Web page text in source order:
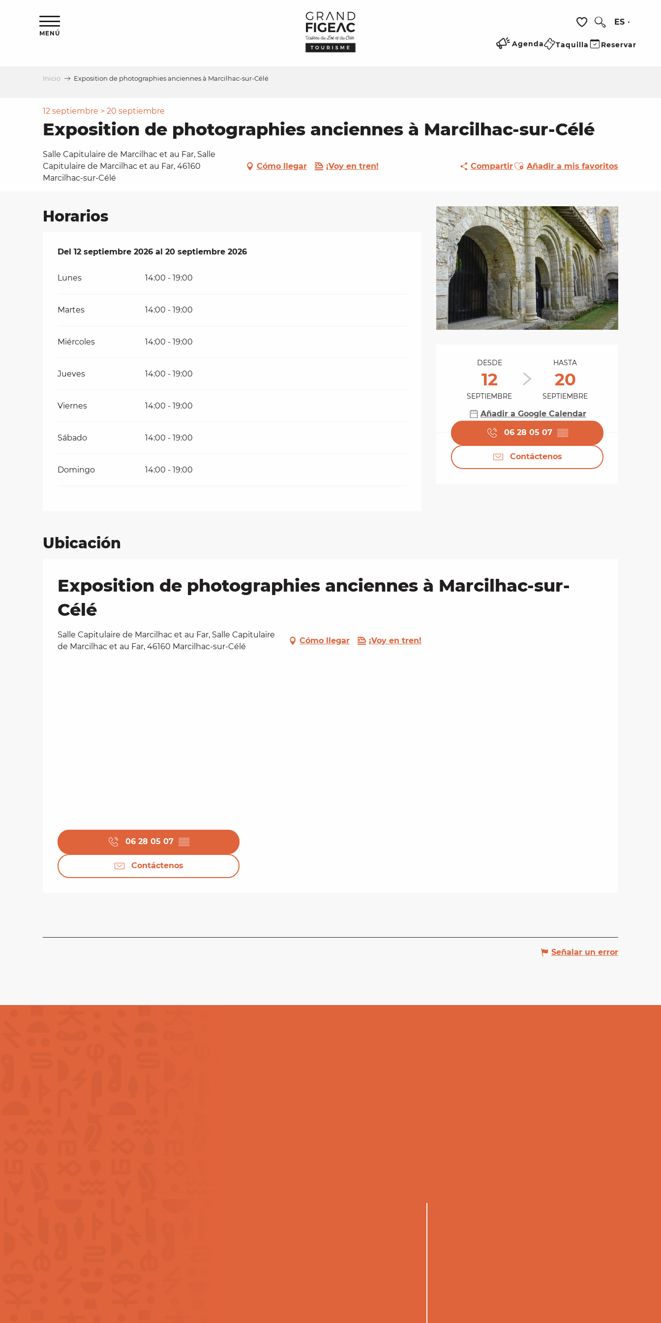
Voir les favoris
ES
MENÚ
Agenda Taquilla Reservar
Inicio Exposition de photographies anciennes à Marcilhac-sur-Célé
12 septiembre > 20 septiembre
Exposition de photographies anciennes à Marcilhac-sur-Célé
Salle Capitulaire de Marcilhac et au Far, Salle
Capitulaire de Marcilhac et au Far, 46160
Marcilhac-sur-Célé
Cómo llegar ¡Voy en tren! CompartirAjouter aux favoris
Añadir a mis favoritos
Horarios y datos de
DESDE
12
SEPTIEMBRE
HASTA
20
SEPTIEMBRE
Añadir a Google Calendar
06 28 05 07 ▒▒
Contáctenos
Horarios
Del 12 septiembre 2026al 20 septiembre 2026
Del 12 septiembre 2026al 20 septiembre 2026
Lunes 14:00 - 19:00
Martes 14:00 - 19:00
Miércoles 14:00 - 19:00
Jueves 14:00 - 19:00
Viernes 14:00 - 19:00
Sábado 14:00 - 19:00
Domingo 14:00 - 19:00
Ubicación
Exposition de photographies anciennes à Marcilhac-sur-
Célé
Salle Capitulaire de Marcilhac et au Far, Salle Capitulaire
de Marcilhac et au Far, 46160 Marcilhac-sur-Célé
Cómo llegar ¡Voy en tren!
06 28 05 07 ▒▒
Contáctenos
Señalar un error